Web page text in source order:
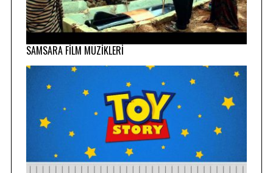
SAMSARA FİLM MÜZİKLERİ